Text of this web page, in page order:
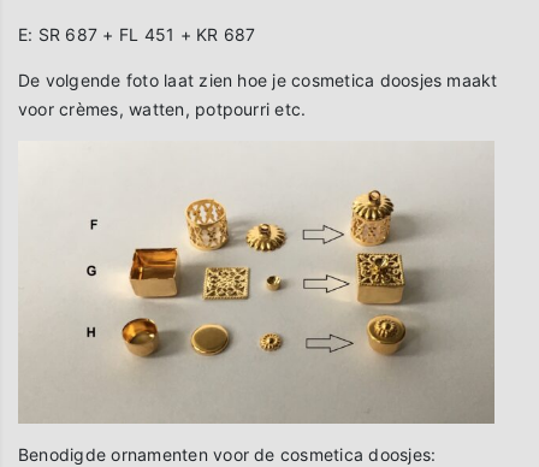
E: SR 687 + FL 451 + KR 687
De volgende foto laat zien hoe je cosmetica doosjes maakt
voor crèmes, watten, potpourri etc.
Benodigde ornamenten voor de cosmetica doosjes: